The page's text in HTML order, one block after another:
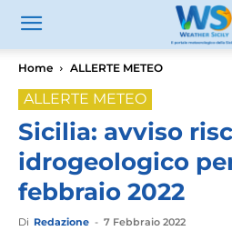
Home ALLERTE METEO
ALLERTE METEO
Sicilia: avviso
idrogeologico
febbraio 2022
Di Redazione - 7 Febbraio 2022